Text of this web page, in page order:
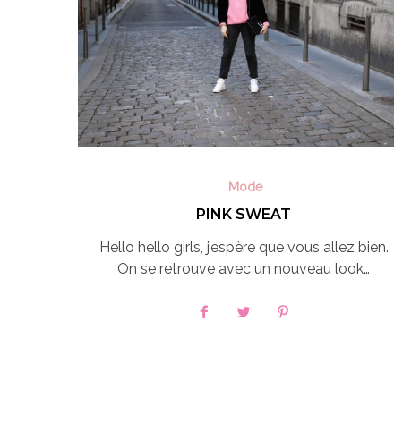
Mode
PINK SWEAT
Hello hello girls, j’espère que vous allez bien.
On se retrouve avec un nouveau look…